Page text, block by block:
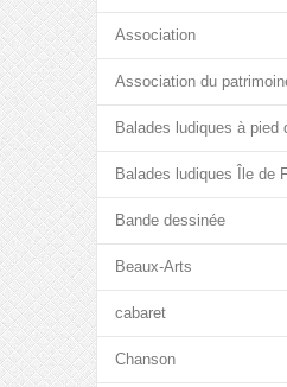
Association
Association du
Balades ludiques à pied
Balades ludiques Île de
Bande dessinée
Beaux-Arts
cabaret
Chanson